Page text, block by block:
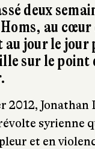
deux
au cœur
jour le jour
sur le point
2012,
syrienne
et en